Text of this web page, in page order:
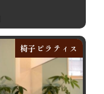
椅子ピラティス